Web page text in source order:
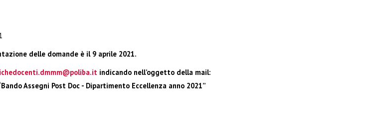
delle domande è il 9 aprile 2021.
indicando nell’oggetto della mail:
Assegni Post Doc - Dipartimento Eccellenza anno 2021”